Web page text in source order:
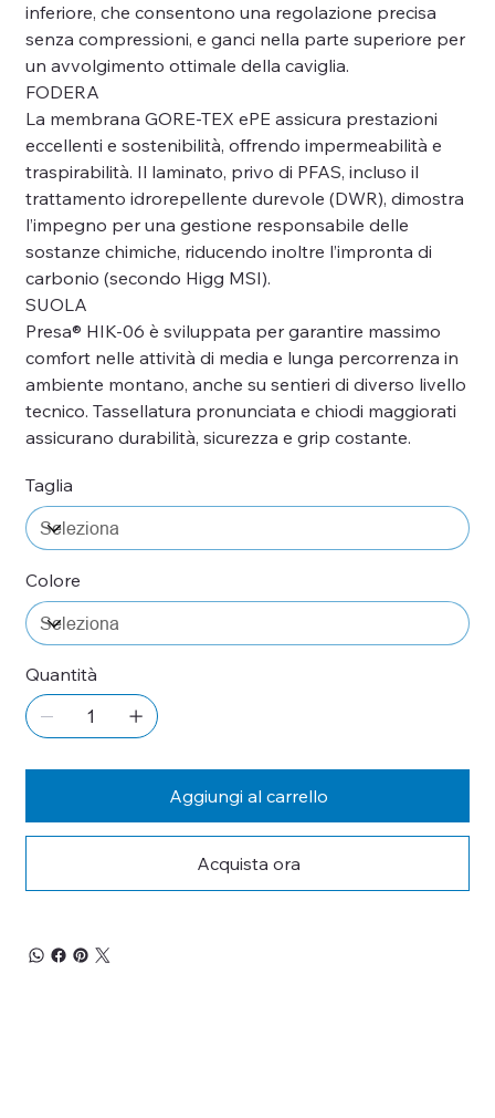
inferiore, che consentono una regolazione precisa
senza compressioni, e ganci nella parte superiore per
un avvolgimento ottimale della caviglia.
FODERA
La membrana GORE-TEX ePE assicura prestazioni
eccellenti e sostenibilità, offrendo impermeabilità e
traspirabilità. Il laminato, privo di PFAS, incluso il
trattamento idrorepellente durevole (DWR), dimostra
l’impegno per una gestione responsabile delle
sostanze chimiche, riducendo inoltre l’impronta di
carbonio (secondo Higg MSI).
SUOLA
Presa® HIK-06 è sviluppata per garantire massimo
comfort nelle attività di media e lunga percorrenza in
ambiente montano, anche su sentieri di diverso livello
tecnico. Tassellatura pronunciata e chiodi maggiorati
assicurano durabilità, sicurezza e grip costante.
Taglia
Colore
Quantità
Aggiungi al carrello
Acquista ora